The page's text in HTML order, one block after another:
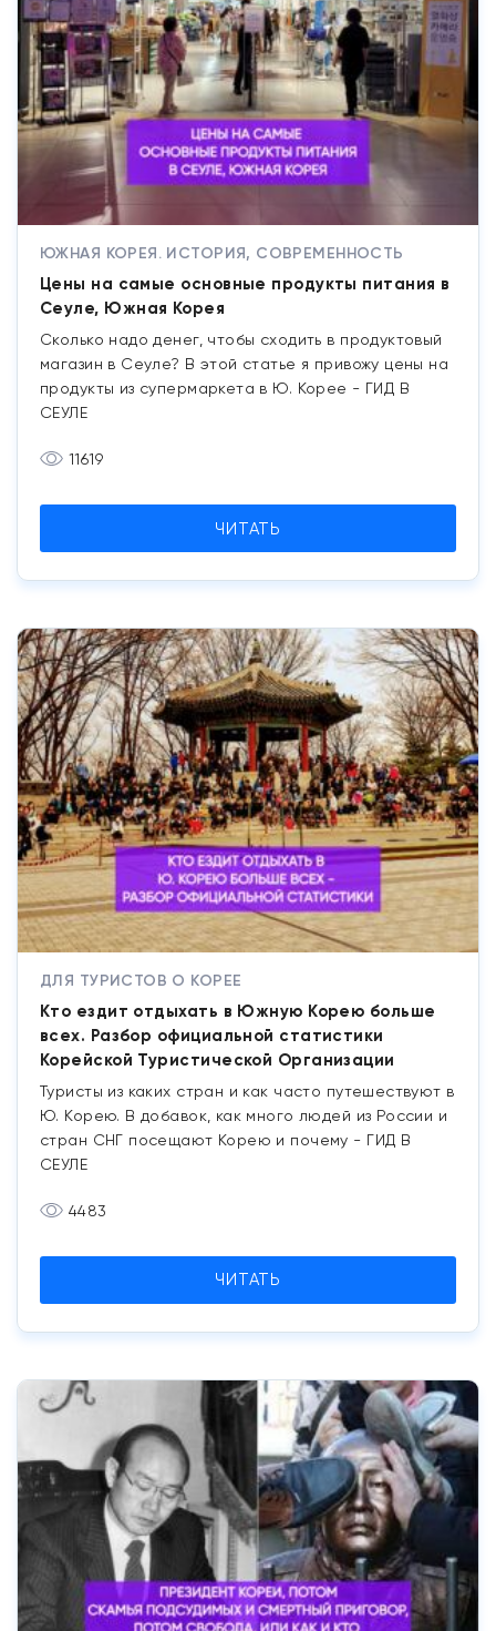
ЮЖНАЯ КОРЕЯ. ИСТОРИЯ, СОВРЕМЕННОСТЬ
Цены на самые основные продукты питания в
Сеуле, Южная Корея
Сколько надо денег, чтобы сходить в продуктовый
магазин в Сеуле? В этой статье я привожу цены на
продукты из супермаркета в Ю. Корее - ГИД В
СЕУЛЕ
11619
ЧИТАТЬ
ДЛЯ ТУРИСТОВ О КОРЕЕ
Кто ездит отдыхать в Южную Корею больше
всех. Разбор официальной статистики
Корейской Туристической Организации
Туристы из каких стран и как часто путешествуют в
Ю. Корею. В добавок, как много людей из России и
стран СНГ посещают Корею и почему - ГИД В
СЕУЛЕ
4483
ЧИТАТЬ